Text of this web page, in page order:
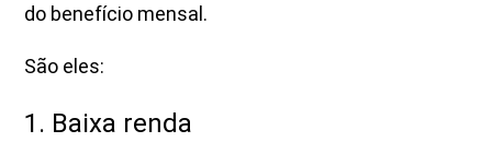
do benefício mensal.
São eles:
1. Baixa renda